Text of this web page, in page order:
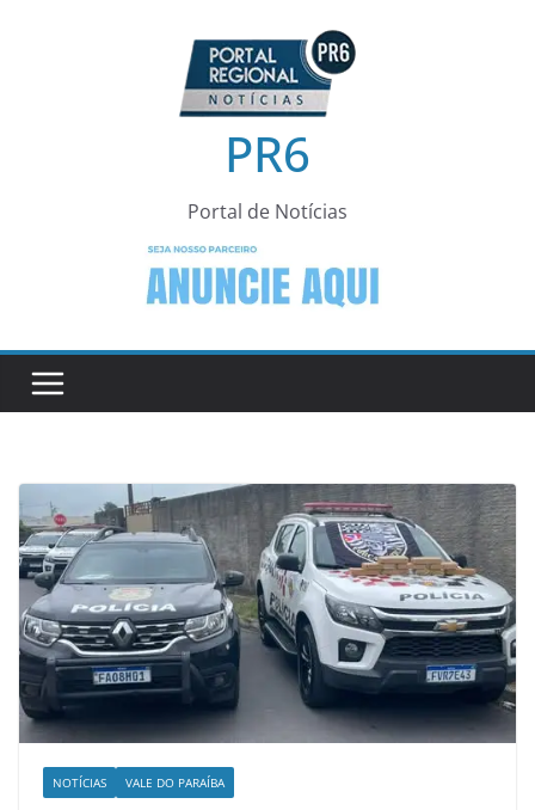
PR6
Portal de Notícias
NOTÍCIAS VALE DO PARAÍBA